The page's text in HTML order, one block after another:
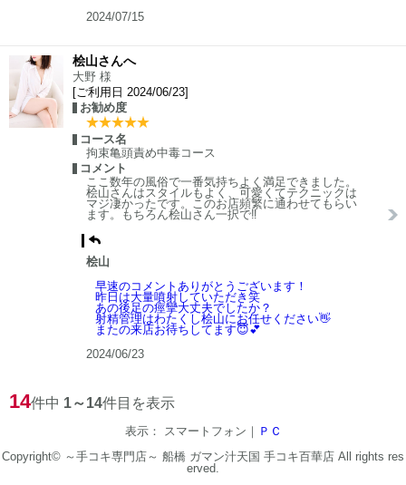
2024/07/15
桧山さんへ
大野 様
[ご利用日 2024/06/23]
お勧め度
コース名
拘束亀頭責め中毒コース
コメント
ここ数年の風俗で一番気持ちよく満足できました。
桧山さんはスタイルもよく、可愛くてテクニックは
マジ凄かったです。このお店頻繁に通わせてもらい
ます。もちろん桧山さん一択で‼️
桧山
早速のコメントありがとうございます！
昨日は大量噴射していただき笑
あの後足の痙攣大丈夫でしたか？
射精管理はわたくし桧山にお任せください👋
またの来店お待ちしてます😇💕
2024/06/23
14件中 1～14件目を表示
表示： スマートフォン｜ ＰＣ
Copyright© ～手コキ専門店～ 船橋 ガマン汁天国 手コキ百華店 All rights res
erved.